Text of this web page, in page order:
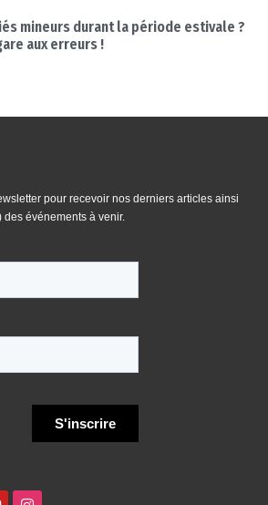
mineurs durant la période estivale ?
aux erreurs !
pour recevoir nos derniers articles ainsi
événements à venir.